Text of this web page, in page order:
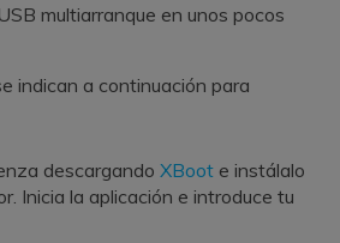
multiarranque en unos pocos
indican a continuación para
descargando XBoot e instálalo
Inicia la aplicación e introduce tu